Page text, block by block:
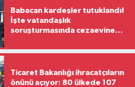
Babacan kardeşler tutuklandı!
İşte vatandaşlık
soruşturmasında cezaevine
Ticaret Bakanlığı ihracatçıların
önünü açıyor: 80 ülkede 107